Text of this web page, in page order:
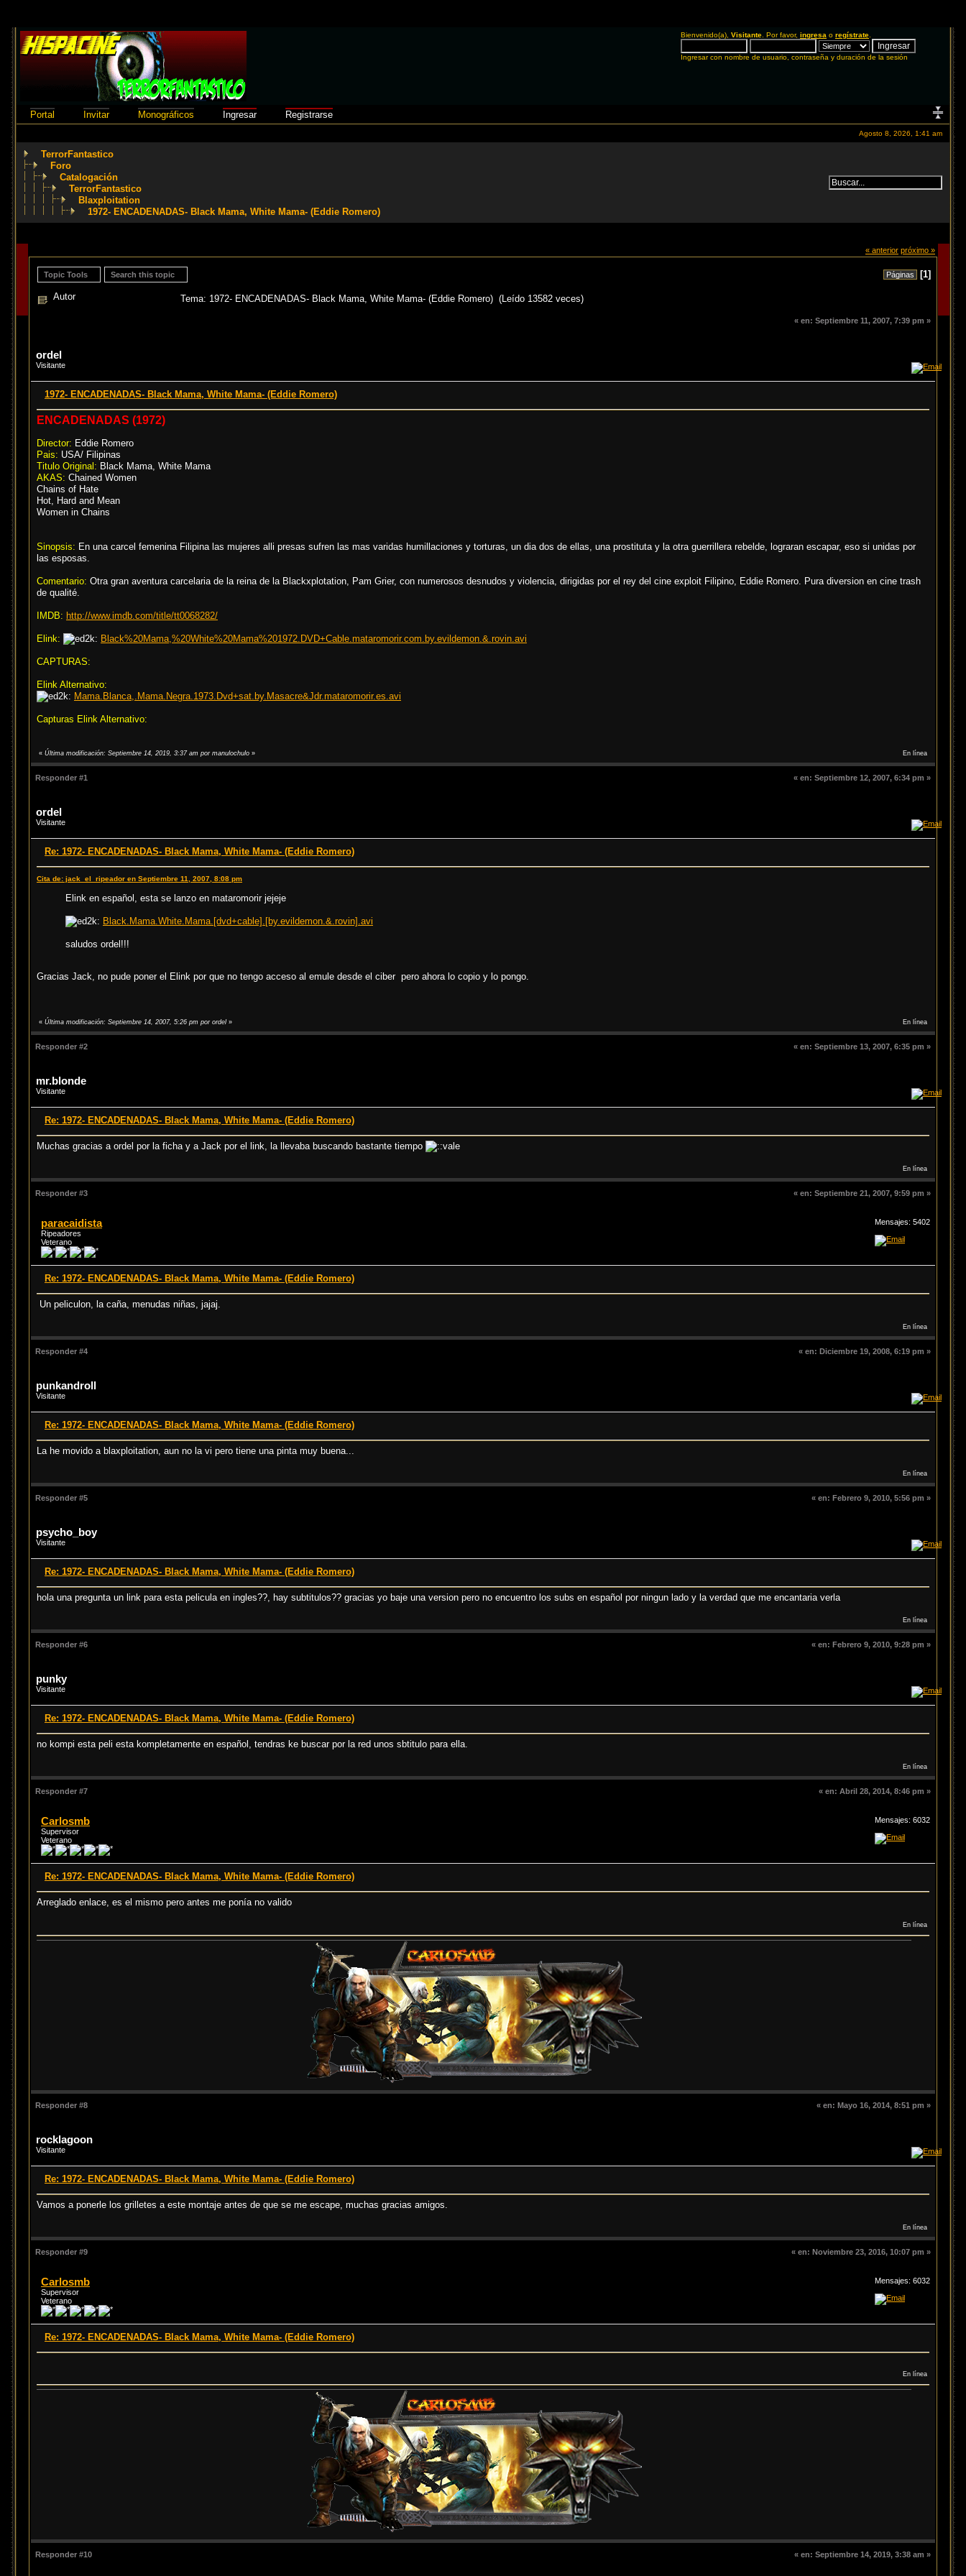
Bienvenido(a), Visitante . Por favor, ingresa o regístrate
Ingresar con nombre de usuario, contraseña y duración de la sesión
Portal Invitar Monográficos Ingresar Registrarse
Agosto 8, 2026, 1:41 am
TerrorFantastico
Foro
Catalogación
TerrorFantastico
Blaxploitation
1972- ENCADENADAS- Black Mama, White Mama- (Eddie Romero)
« anterior próximo »
Topic Tools Search this topic Páginas [1]
Autor Tema: 1972- ENCADENADAS- Black Mama, White Mama- (Eddie Romero) (Leído 13582 veces)
« en: Septiembre 11, 2007, 7:39 pm »
ordel
Visitante
1972- ENCADENADAS- Black Mama, White Mama- (Eddie Romero)
ENCADENADAS (1972)
Director: Eddie Romero
Pais: USA/ Filipinas
Titulo Original: Black Mama, White Mama
AKAS: Chained Women
Chains of Hate
Hot, Hard and Mean
Women in Chains
Sinopsis: En una carcel femenina Filipina las mujeres alli presas sufren las mas varidas humillaciones y torturas, un dia dos de ellas, una prostituta y la otra guerrillera rebelde, lograran escapar, eso si unidas por
las esposas.
Comentario: Otra gran aventura carcelaria de la reina de la Blackxplotation, Pam Grier, con numerosos desnudos y violencia, dirigidas por el rey del cine exploit Filipino, Eddie Romero. Pura diversion en cine trash
de qualité.
IMDB: http://www.imdb.com/title/tt0068282/
Elink: Black%20Mama,%20White%20Mama%201972.DVD+Cable.mataromorir.com.by.evildemon.&.rovin.avi
CAPTURAS:
Elink Alternativo:
Mama.Blanca,.Mama.Negra.1973.Dvd+sat.by.Masacre&Jdr.mataromorir.es.avi
Capturas Elink Alternativo:
« Última modificación: Septiembre 14, 2019, 3:37 am por manulochulo » En línea
Responder #1 « en: Septiembre 12, 2007, 6:34 pm »
ordel
Visitante
Re: 1972- ENCADENADAS- Black Mama, White Mama- (Eddie Romero)
Cita de: jack_el_ripeador en Septiembre 11, 2007, 8:08 pm
Elink en español, esta se lanzo en mataromorir jejeje
Black.Mama.White.Mama.[dvd+cable].[by.evildemon.&.rovin].avi
saludos ordel!!!
Gracias Jack, no pude poner el Elink por que no tengo acceso al emule desde el ciber pero ahora lo copio y lo pongo.
« Última modificación: Septiembre 14, 2007, 5:26 pm por ordel» En línea
Responder #2 « en: Septiembre 13, 2007, 6:35 pm »
mr.blonde
Visitante
Re: 1972- ENCADENADAS- Black Mama, White Mama- (Eddie Romero)
Muchas gracias a ordel por la ficha y a Jack por el link, la llevaba buscando bastante tiempo
En línea
Responder #3 « en: Septiembre 21, 2007, 9:59 pm »
paracaidista
Ripeadores
Veterano
Mensajes: 5402
Re: 1972- ENCADENADAS- Black Mama, White Mama- (Eddie Romero)
Un peliculon, la caña, menudas niñas, jajaj.
En línea
Responder #4 « en: Diciembre 19, 2008, 6:19 pm »
punkandroll
Visitante
Re: 1972- ENCADENADAS- Black Mama, White Mama- (Eddie Romero)
La he movido a blaxploitation, aun no la vi pero tiene una pinta muy buena...
En línea
Responder #5 « en: Febrero 9, 2010, 5:56 pm »
psycho_boy
Visitante
Re: 1972- ENCADENADAS- Black Mama, White Mama- (Eddie Romero)
hola una pregunta un link para esta pelicula en ingles??, hay subtitulos?? gracias yo baje una version pero no encuentro los subs en español por ningun lado y la verdad que me encantaria verla
En línea
Responder #6 « en: Febrero 9, 2010, 9:28 pm »
punky
Visitante
Re: 1972- ENCADENADAS- Black Mama, White Mama- (Eddie Romero)
no kompi esta peli esta kompletamente en español, tendras ke buscar por la red unos sbtitulo para ella.
En línea
Responder #7 « en: Abril 28, 2014, 8:46 pm »
Carlosmb
Supervisor
Veterano
Mensajes: 6032
Re: 1972- ENCADENADAS- Black Mama, White Mama- (Eddie Romero)
Arreglado enlace, es el mismo pero antes me ponía no valido
En línea
Responder #8 « en: Mayo 16, 2014, 8:51 pm »
rocklagoon
Visitante
Re: 1972- ENCADENADAS- Black Mama, White Mama- (Eddie Romero)
Vamos a ponerle los grilletes a este montaje antes de que se me escape, muchas gracias amigos.
En línea
Responder #9 « en: Noviembre 23, 2016, 10:07 pm »
Carlosmb
Supervisor
Veterano
Mensajes: 6032
Re: 1972- ENCADENADAS- Black Mama, White Mama- (Eddie Romero)
En línea
Responder #10 « en: Septiembre 14, 2019, 3:38 am »